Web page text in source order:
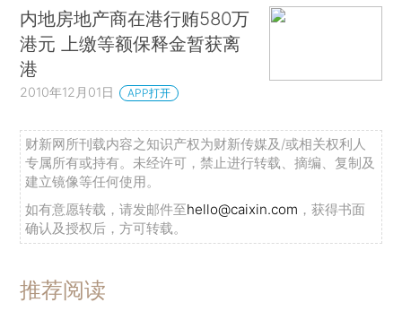
内地房地产商在港行贿580万
港元 上缴等额保释金暂获离
港
2010年12月01日 APP打开
财新网所刊载内容之知识产权为财新传媒及/或相关权利人
专属所有或持有。未经许可，禁止进行转载、摘编、复制及
建立镜像等任何使用。
如有意愿转载，请发邮件至hello@caixin.com ，获得书面
确认及授权后，方可转载。
推荐阅读